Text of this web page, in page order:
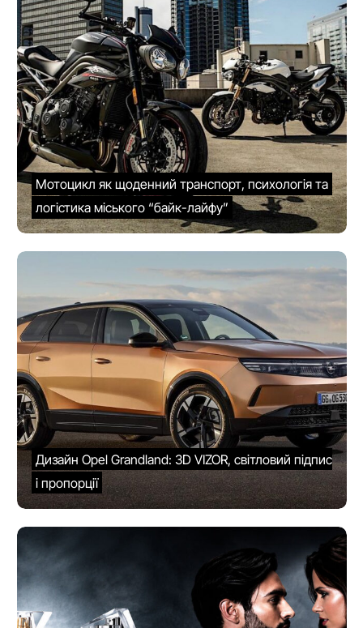
Мотоцикл як щоденний транспорт, психологія та
логістика міського “байк-лайфу”
Дизайн Opel Grandland: 3D VIZOR, світловий підпис
і пропорції